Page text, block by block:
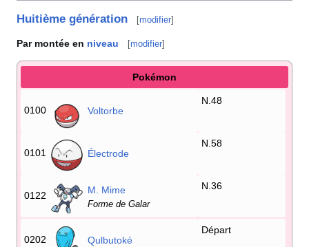
Huitième génération [modifier]
Par montée en niveau [modifier]
Pokémon
0100 Voltorbe
N.48
0101 Électrode
N.58
0122 M. Mime
Forme de Galar
N.36
0202 Qulbutoké
Départ